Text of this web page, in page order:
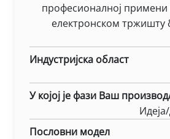
професионалној примени
електронском тржишту
Индустријска област
У којој је фази Ваш
Пословни модел